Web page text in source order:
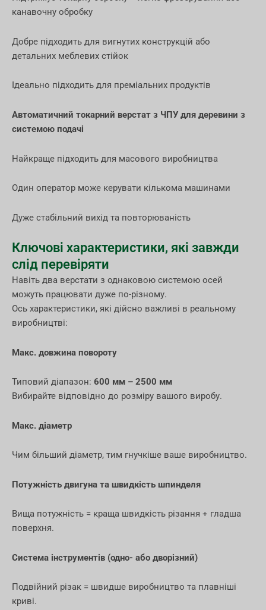
канавочну обробку
Добре підходить для вигнутих конструкцій або
детальних меблевих стійок
Ідеально підходить для преміальних продуктів
Автоматичний токарний верстат з ЧПУ для деревини з
системою подачі
Найкраще підходить для масового виробництва
Один оператор може керувати кількома машинами
Дуже стабільний вихід та повторюваність
Ключові характеристики, які завжди
слід перевіряти
Навіть два верстати з однаковою системою осей
можуть працювати дуже по-різному.
Ось характеристики, які дійсно важливі в реальному
виробництві:
Макс. довжина повороту
Типовий діапазон: 600 мм – 2500 мм
Вибирайте відповідно до розміру вашого виробу.
Макс. діаметр
Чим більший діаметр, тим гнучкіше ваше виробництво.
Потужність двигуна та швидкість шпинделя
Вища потужність = краща швидкість різання + гладша
поверхня.
Система інструментів (одно- або дворізний)
Подвійний різак = швидше виробництво та плавніші
криві.